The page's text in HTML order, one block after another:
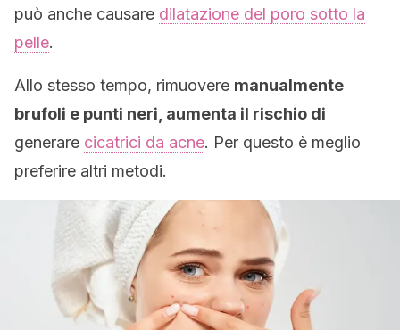
può anche causare dilatazione del poro sotto la
pelle.
Allo stesso tempo, rimuovere manualmente
brufoli e punti neri, aumenta il rischio di
generare cicatrici da acne. Per questo è meglio
preferire altri metodi.